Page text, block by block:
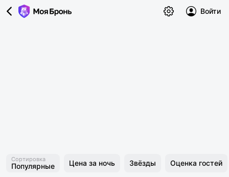
Войти
Сортировка
Популярные Цена за ночь Звёзды Оценка гостей